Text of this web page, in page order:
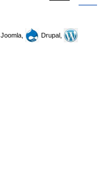
Joomla,
Drupal,